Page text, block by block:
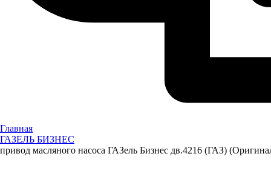
Главная
ГАЗЕЛЬ БИЗНЕС
привод масляного насоса ГАЗель Бизнес дв.4216 (ГАЗ)